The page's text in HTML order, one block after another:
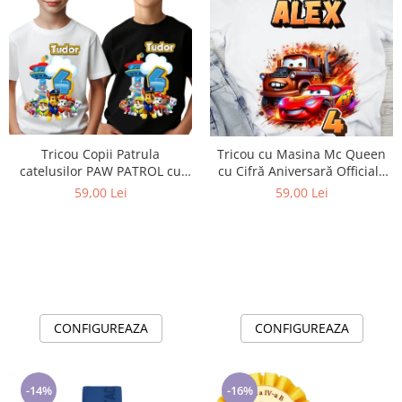
Tricou Copii Patrula
catelusilor PAW PATROL cu
Cifră Aniversară | Cadou
59,00 Lei
CONFIGUREAZA
Tricou cu Masina Mc Queen
cu Cifră Aniversară Official|
Cadou Personalizat e-CADOU
59,00 Lei
CONFIGUREAZA
-14% -16%